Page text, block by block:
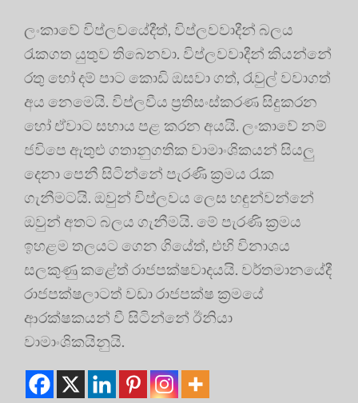
ලංකාවේ විප්ලවයේදීත්, විප්ලවවාදීන් බලය
රැකගත යුතුව තිබෙනවා. විප්ලවවාදීන් කියන්නේ
රතු හෝ දම් පාට කොඩි ඔසවා ගත්, රැවුල් වවාගත්
අය නෙමෙයි. විප්ලවීය ප්‍රතිසංස්කරණ සිදුකරන
හෝ ඒවාට සහාය පළ කරන අයයි. ලංකාවේ නම්
ජවිපෙ ඇතුළු ගතානුගතික වාමාංශිකයන් සියලු
දෙනා පෙනී සිටින්නේ පැරණි ක්‍රමය රැක
ගැනීමටයි. ඔවුන් විප්ලවය ලෙස හඳුන්වන්නේ
ඔවුන් අතට බලය ගැනීමයි. මේ පැරණි ක්‍රමය
ඉහළම තලයට ගෙන ගියේත්, එහි විනාශය
සලකුණු කළේත් රාජපක්ෂවාදයයි. වර්තමානයේදී
රාජපක්ෂලාටත් වඩා රාජපක්ෂ ක්‍රමයේ
ආරක්ෂකයන් වී සිටින්නේ ඊනියා
වාමාංශිකයිනුයි.